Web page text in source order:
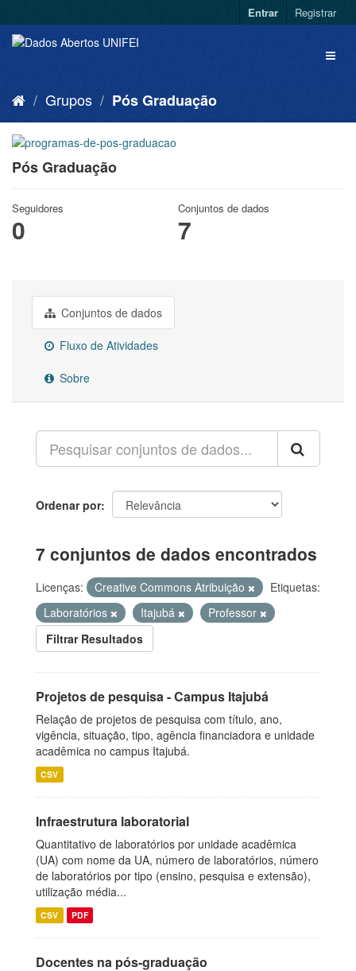
Entrar Registrar
Grupos Pós Graduação
Pós Graduação
Seguidores
0
Conjuntos de dados
7
Conjuntos de dados
Fluxo de Atividades
Sobre
Ordenar por
7 conjuntos de dados encontrados
Licenças: Creative Commons Atribuição
Etiquetas:
Laboratórios
Itajubá
Professor
Filtrar Resultados
Projetos de pesquisa - Campus Itajubá
Relação de projetos de pesquisa com título, ano,
vigência, situação, tipo, agência financiadora e unidade
acadêmica no campus Itajubá.
CSV
Infraestrutura laboratorial
Quantitativo de laboratórios por unidade acadêmica
(UA) com nome da UA, número de laboratórios, número
de laboratórios por tipo (ensino, pesquisa e extensão),
utilização média...
CSV PDF
Docentes na pós-graduação